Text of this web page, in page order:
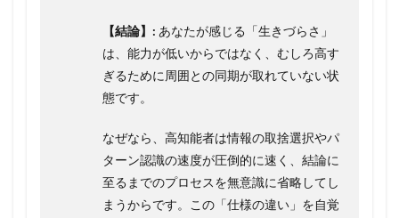
【結論】: あなたが感じる「生きづらさ」
は、能力が低いからではなく、むしろ高す
ぎるために周囲との同期が取れていない状
態です。
なぜなら、高知能者は情報の取捨選択やパ
ターン認識の速度が圧倒的に速く、結論に
至るまでのプロセスを無意識に省略してし
まうからです。この「仕様の違い」を自覚